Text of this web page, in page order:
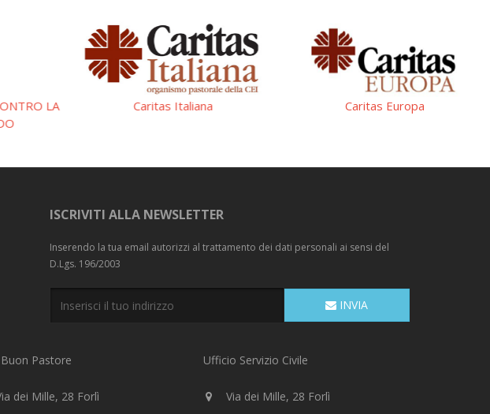
LA
Caritas Italiana Caritas Europa
ISCRIVITI ALLA NEWSLETTER
Inserendo la tua email autorizzi al trattamento dei dati personali ai sensi del
D.Lgs. 196/2003
INVIA
Pastore
dei Mille, 28 Forlì
Ufficio Servizio Civile
Via dei Mille, 28 Forlì